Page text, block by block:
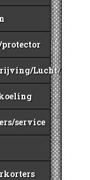
Lucht/Benzine
service